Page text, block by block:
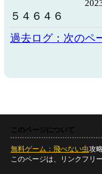
５４６４６
過去ログ：次のペ
このページについて
無料ゲーム：飛べない虫攻
このページは、リンクフリ